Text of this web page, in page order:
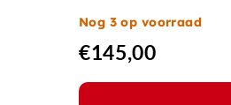
Nog 3 op voorraad
€145,00